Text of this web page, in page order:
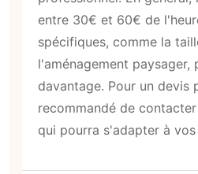
recommandations et les
anciens clients. Privilégiez
qui affichent une
prix et de services. Chez
sélectionnons des
critères rigoureux pour